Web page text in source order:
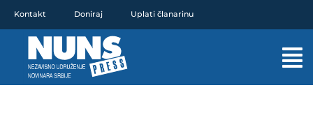
sadržaj
Kontakt Doniraj Uplati članarinu